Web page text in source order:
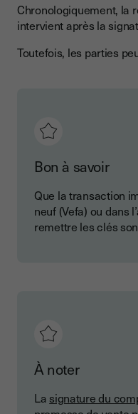
Chronologiquement, la
intervient après la
Toutefois, les parties
Bon à savoir
Que la transaction
neuf (Vefa) ou dans
remettre les clés
À noter
La signature du